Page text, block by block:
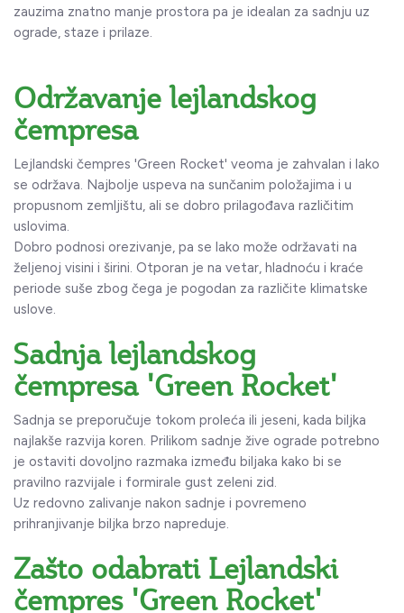
zauzima znatno manje prostora pa je idealan za sadnju uz
ograde, staze i prilaze.
Održavanje lejlandskog
čempresa
Lejlandski čempres 'Green Rocket' veoma je zahvalan i lako
se održava. Najbolje uspeva na sunčanim položajima i u
propusnom zemljištu, ali se dobro prilagođava različitim
uslovima.
Dobro podnosi orezivanje, pa se lako može održavati na
željenoj visini i širini. Otporan je na vetar, hladnoću i kraće
periode suše zbog čega je pogodan za različite klimatske
uslove.
Sadnja lejlandskog
čempresa 'Green Rocket'
Sadnja se preporučuje tokom proleća ili jeseni, kada biljka
najlakše razvija koren. Prilikom sadnje žive ograde potrebno
je ostaviti dovoljno razmaka između biljaka kako bi se
pravilno razvijale i formirale gust zeleni zid.
Uz redovno zalivanje nakon sadnje i povremeno
prihranjivanje biljka brzo napreduje.
Zašto odabrati Lejlandski
čempres 'Green Rocket'